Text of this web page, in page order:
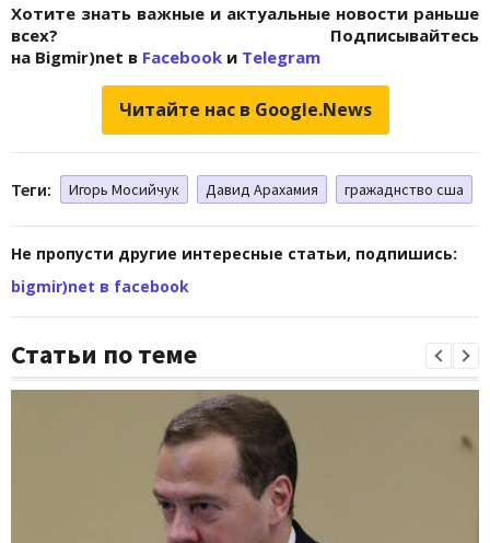
Хотите знать важные и актуальные новости раньше
всех? Подписывайтесь
на Bigmir)net в Facebook и Telegram
Читайте нас в Google.News
Теги: Игорь Мосийчук Давид Арахамия гражаднство сша
Не пропусти другие интересные статьи, подпишись:
bigmir)net в facebook
Статьи по теме